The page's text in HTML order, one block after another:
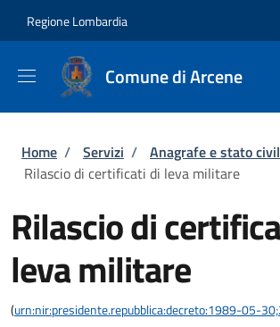
Regione Lombardia
Comune di Arcene
Briciole di pane
Home / Servizi / Anagrafe e stato
Rilascio di certificati di leva militare
Rilascio di
leva militare
(urn:nir:presidente.repubblica:decreto:1989-05-